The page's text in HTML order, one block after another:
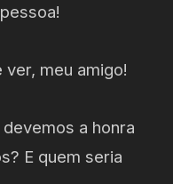
meu amigo!
a honra
E quem seria